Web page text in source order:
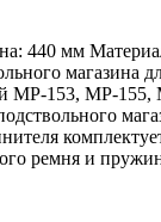
440 мм
магазина
МР-153, МР-155,
ремня и